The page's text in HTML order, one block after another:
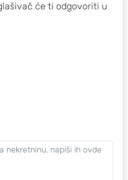
će ti odgovoriti u